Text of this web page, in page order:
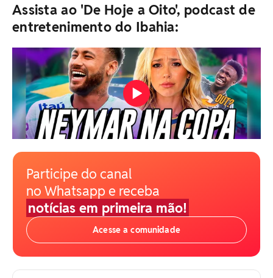
Assista ao 'De Hoje a Oito', podcast de
entretenimento do Ibahia:
Participe do canal
no Whatsapp e receba
notícias em primeira mão!
Acesse a comunidade